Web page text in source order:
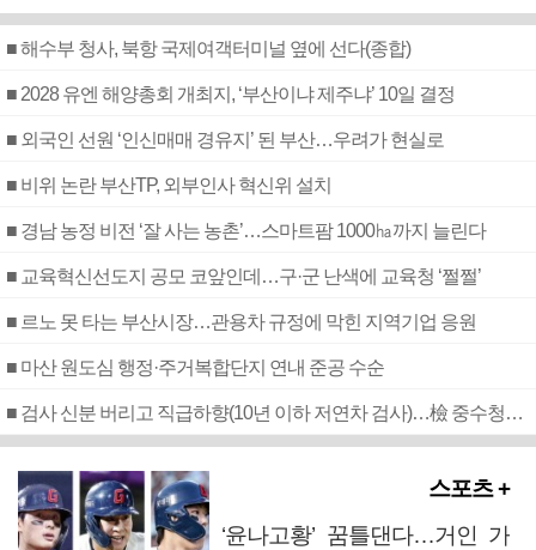
■ 해수부 청사, 북항 국제여객터미널 옆에 선다(종합)
■ 2028 유엔 해양총회 개최지, ‘부산이냐 제주냐’ 10일 결정
■ 외국인 선원 ‘인신매매 경유지’ 된 부산…우려가 현실로
■ 비위 논란 부산TP, 외부인사 혁신위 설치
■ 경남 농정 비전 ‘잘 사는 농촌’…스마트팜 1000㏊까지 늘린다
■ 교육혁신선도지 공모 코앞인데…구·군 난색에 교육청 ‘쩔쩔’
■ 르노 못 타는 부산시장…관용차 규정에 막힌 지역기업 응원
■ 마산 원도심 행정·주거복합단지 연내 준공 수순
■ 검사 신분 버리고 직급하향(10년 이하 저연차 검사)…檢 중수청행 기피
스포츠 +
‘윤나고황’ 꿈틀댄다…거인 가